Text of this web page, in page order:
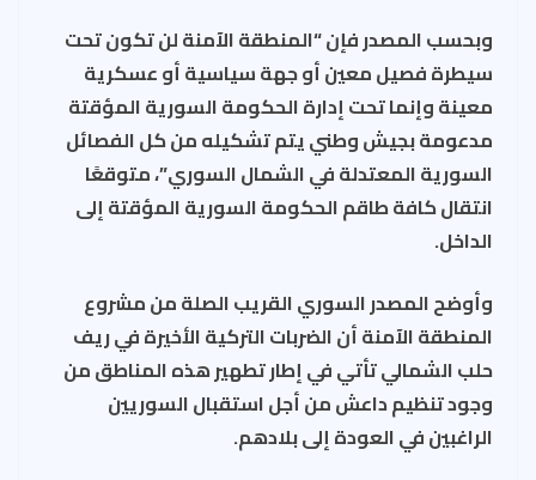
وبحسب المصدر فإن “المنطقة الآمنة لن تكون تحت
سيطرة فصيل معين أو جهة سياسية أو عسكرية
معينة وإنما تحت إدارة الحكومة السورية المؤقتة
مدعومة بجيش وطني يتم تشكيله من كل الفصائل
السورية المعتدلة في الشمال السوري”، متوقعًا
انتقال كافة طاقم الحكومة السورية المؤقتة إلى
الداخل.
وأوضح المصدر السوري القريب الصلة من مشروع
المنطقة الآمنة أن الضربات التركية الأخيرة في ريف
حلب الشمالي تأتي في إطار تطهير هذه المناطق من
وجود تنظيم داعش من أجل استقبال السوريين
الراغبين في العودة إلى بلادهم.